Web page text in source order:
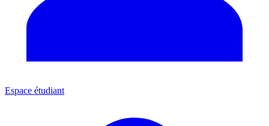
Espace étudiant